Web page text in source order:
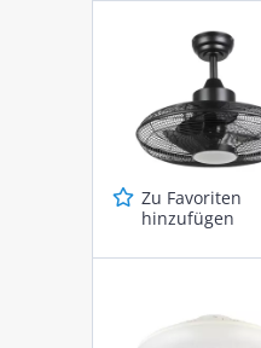
Zu Favoriten
hinzufügen